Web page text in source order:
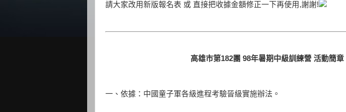
請大家改用新版報名表 或 直接把收據金額修正一下再使用,謝謝!
高雄市第182團 98年暑期中級訓練營 活動簡章
一、依據：中國童子軍各級進程考驗晉級實施辦法。